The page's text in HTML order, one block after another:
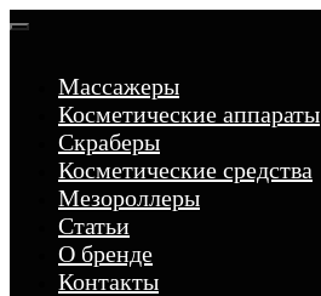
Массажеры
Косметические аппараты
Скраберы
Косметические средства
Мезороллеры
Статьи
О бренде
Контакты